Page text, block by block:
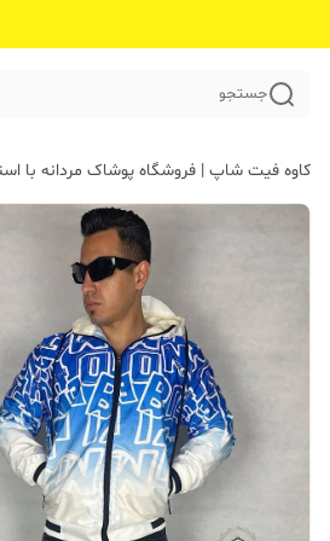
جستجو
کاوه فیت شاپ | فروشگاه پوشاک مردانه با